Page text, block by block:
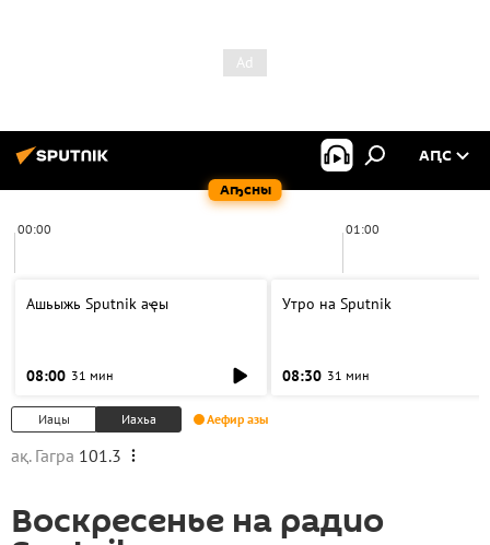
Аҧсны
АԤС
00:00 01:00
Ашьыжь Sputnik аҿы
08:00 31 мин
Утро на Sputnik
08:30 31 мин
Иацы Иахьа Аефир азы
ақ. Гагра 101.3
Воскресенье на радио